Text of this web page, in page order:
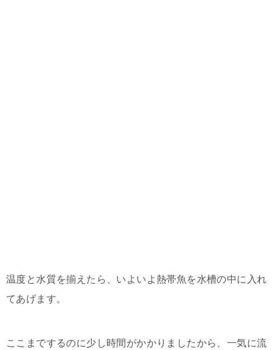
温度と水質を揃えたら、いよいよ熱帯魚を水槽の中に入れ
てあげます。
ここまでするのに少し時間がかかりましたから、一気に流